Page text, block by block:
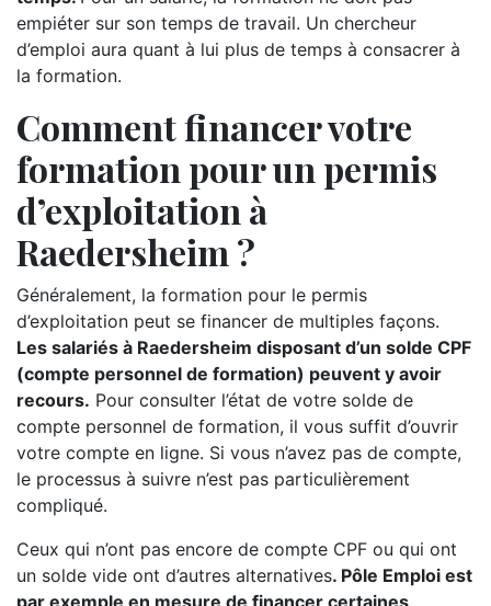
empiéter sur son temps de travail. Un chercheur
d’emploi aura quant à lui plus de temps à consacrer à
la formation.
Comment financer votre
formation pour un permis
d’exploitation à
Raedersheim ?
Généralement, la formation pour le permis
d’exploitation peut se financer de multiples façons.
Les salariés à Raedersheim disposant d’un solde CPF
(compte personnel de formation) peuvent y avoir
recours. Pour consulter l’état de votre solde de
compte personnel de formation, il vous suffit d’ouvrir
votre compte en ligne. Si vous n’avez pas de compte,
le processus à suivre n’est pas particulièrement
compliqué.
Ceux qui n’ont pas encore de compte CPF ou qui ont
un solde vide ont d’autres alternatives. Pôle Emploi est
par exemple en mesure de financer certaines